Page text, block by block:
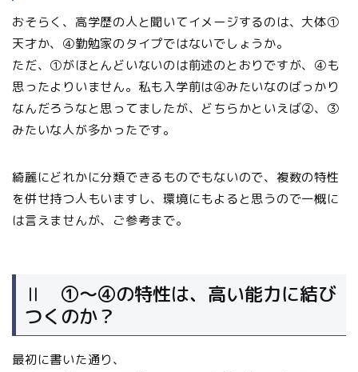
おそらく、高学歴の人と聞いてイメージするのは、大体①
天才か、④勤勉家のタイプではないでしょうか。
ただ、①がほとんどいないのは前述のとおりですが、④も
思ったよりいません。私も入学前は④みたいなのばっかり
なんだろうなと思ってましたが、どちらかといえば②、③
みたいな人が多かったです。
綺麗にどれかに分類できるものでもないので、複数の特性
を併せ持つ人もいますし、環境にもよると思うので一概に
は言えませんが、ご参考まで。
Ⅱ ①～④の特性は、高い能力に結び
つくのか？
最初に書いた通り、